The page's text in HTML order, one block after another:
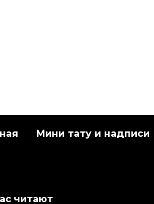
Мини тату и надписи
читают